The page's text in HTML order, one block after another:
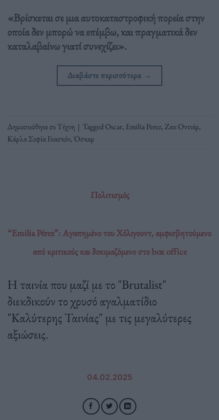
«Βρίσκεται σε μια αυτοκαταστροφική πορεία στην
οποία δεν μπορώ να επέμβω, και πραγματικά δεν
καταλαβαίνω γιατί συνεχίζει».
Διαβάστε περισσότερα →
Δημοσιεύθηκε σεΤέχνη | TaggedOscar, Εmilia Perez,Ζακ Οντιάρ,
Κάρλα Σοφία Γκασκόν,Όσκαρ
Πολιτισμός
“Emilia Pérez”: Αγαπημένο του Χόλιγουντ, αμφισβητούμενο
από κριτικούς και δοκιμαζόμενο στο box office
H ταινία που μαζί με το "Brutalist"
διεκδικούν το χρυσό αγαλματίδιο
"Καλύτερης Ταινίας" με τις μεγαλύτερες
αξιώσεις.
04.02.2025